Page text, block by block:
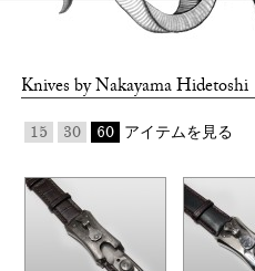
Knives byNakayama Hidetoshi
15 30 60 アイテムを見る